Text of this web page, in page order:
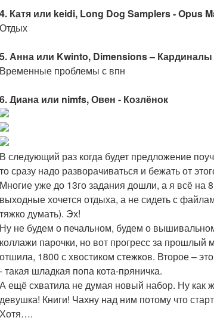
4. Катя или keidi, Long Dog Samplers - Opus
Отдых
5. Анна или Kwinto, Dimensions – Кардиналы
Временные проблемы с впн
6. Диана или nimfs, Овен - Козлёнок
В следующий раз когда будет предложение
то сразу надо разворачиваться и бежать от
Многие уже до 13го задания дошли, а я всё на
выходные хочется отдыха, а не сидеть с
тяжко думать). Эх!
Ну не будем о печальном, будем о
коллажи парочки, но вот прогресс за прошлый
отшила, 1800 с хвостиком стежков. Второе –
- такая шладкая попа кота-пряничка.
А ещё схватила не думая новый набор. Ну как
девушка! Книги! Чахну над ним потому что
Хотя….